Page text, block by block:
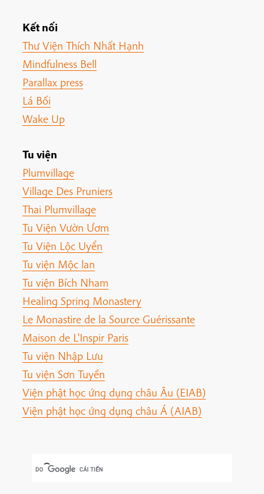
Kết nối
Thư Viện Thích Nhất Hạnh
Mindfulness Bell
Parallax press
Lá Bối
Wake Up
Tu viện
Plumvillage
Village Des Pruniers
Thai Plumvillage
Tu Viện Vườn Ươm
Tu Viện Lộc Uyển
Tu viện Mộc lan
Tu viện Bích Nham
Healing Spring Monastery
Le Monastire de la Source Guérissante
Maison de L'Inspir Paris
Tu viện Nhập Lưu
Tu viện Sơn Tuyền
Viện phật học ứng dụng châu Âu (EIAB)
Viện phật học ứng dụng châu Á (AIAB)